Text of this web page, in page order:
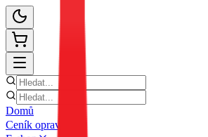
Domů
Ceník oprav